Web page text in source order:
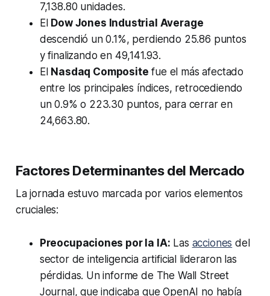
7,138.80 unidades.
El Dow Jones Industrial Average
descendió un 0.1%, perdiendo 25.86 puntos
y finalizando en 49,141.93.
El Nasdaq Composite fue el más afectado
entre los principales índices, retrocediendo
un 0.9% o 223.30 puntos, para cerrar en
24,663.80.
Factores Determinantes del Mercado
La jornada estuvo marcada por varios elementos
cruciales:
Preocupaciones por la IA: Las acciones del
sector de inteligencia artificial lideraron las
pérdidas. Un informe de The Wall Street
Journal, que indicaba que OpenAI no había